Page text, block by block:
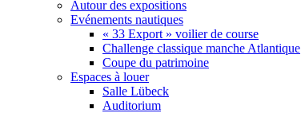
Autour des expositions
Evénements nautiques
« 33 Export » voilier de course
Challenge classique manche Atlantique
Coupe du patrimoine
Espaces à louer
Salle Lübeck
Auditorium